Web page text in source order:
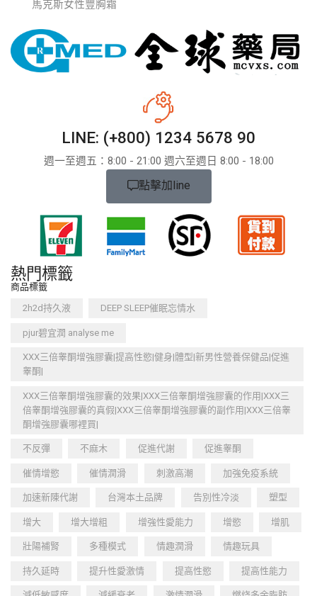
馬克斯女性豐胸霜
LINE: (+800) 1234 5678 90
週一至週五：8:​​00 - 21:00 週六至週日 8:00 - 18:00
點擊加line
熱門標籤
商品標籤
2h2d持久液 DEEP SLEEP催眠忘情水
pjur碧宜潤 analyse me
XXX三倍睾酮增強膠囊|提高性慾|健身|體型|新男性營養保健品|促進
睾酮|
XXX三倍睾酮增強膠囊的效果|XXX三倍睾酮增強膠囊的作用|XXX三
倍睾酮增強膠囊的真假|XXX三倍睾酮增強膠囊的副作用|XXX三倍睾
酮增強膠囊哪裡買|
不反彈 不麻木 促進代謝 促進睾酮
催情增慾 催情潤滑 刺激高潮 加強免疫系統
加速新陳代謝 台灣本土品牌 告別性冷淡 塑型
增大 增大增粗 增強性愛能力 增慾 增肌
壯陽補腎 多種模式 情趣潤滑 情趣玩具
持久延時 提升性愛激情 提高性慾 提高性能力